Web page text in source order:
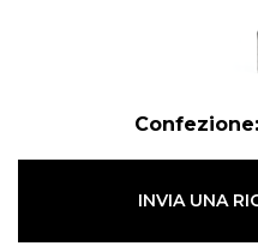
Confezione:
INVIA UNA